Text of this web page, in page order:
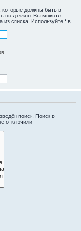
которые должны быть в
не должно. Вы можете
из списка. Используйте * в
поиск. Поиск в
отключили